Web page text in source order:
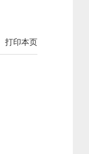
打印本页